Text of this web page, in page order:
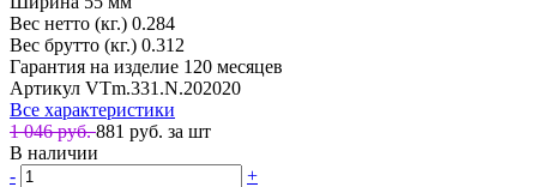
Вес нетто (кг.) 0.284
Вес брутто (кг.) 0.312
Гарантия на изделие 120 месяцев
Артикул VTm.331.N.202020
Все характеристики
1 046 руб.881 руб. за шт
В наличии
-
+